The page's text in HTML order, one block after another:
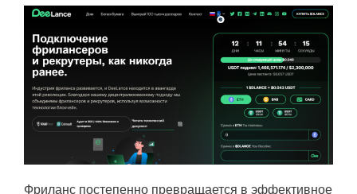
Фриланс постепенно превращается в эффективное